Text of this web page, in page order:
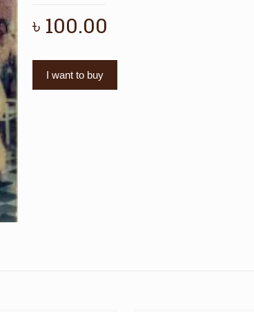
৳ 100.00
I want to buy